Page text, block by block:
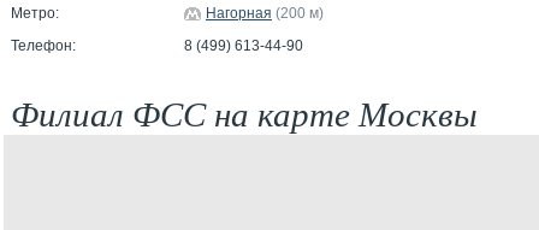
Метро:
Нагорная (200 м)
Телефон:
8 (499) 613-44-90
Филиал ФСС на карте Москвы